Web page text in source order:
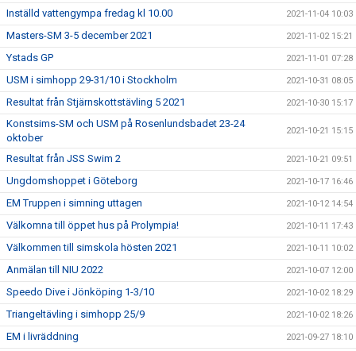
Inställd vattengympa fredag kl 10.00 2021-11-04 10:03
Masters-SM 3-5 december 2021 2021-11-02 15:21
Ystads GP 2021-11-01 07:28
USM i simhopp 29-31/10 i Stockholm 2021-10-31 08:05
Resultat från Stjärnskottstävling 5 2021 2021-10-30 15:17
Konstsims-SM och USM på Rosenlundsbadet 23-24
oktober
2021-10-21 15:15
Resultat från JSS Swim 2 2021-10-21 09:51
Ungdomshoppet i Göteborg 2021-10-17 16:46
EM Truppen i simning uttagen 2021-10-12 14:54
Välkomna till öppet hus på Prolympia! 2021-10-11 17:43
Välkommen till simskola hösten 2021 2021-10-11 10:02
Anmälan till NIU 2022 2021-10-07 12:00
Speedo Dive i Jönköping 1-3/10 2021-10-02 18:29
Triangeltävling i simhopp 25/9 2021-10-02 18:26
EM i livräddning 2021-09-27 18:10